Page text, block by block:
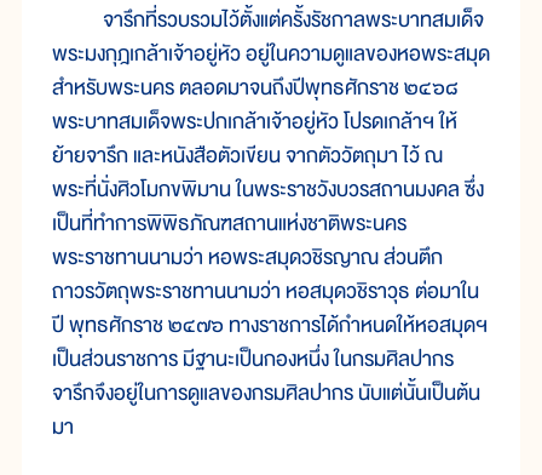
จารึกที่รวบรวมไว้ตั้งแต่ครั้งรัชกาลพระบาทสมเด็จ
พระมงกุฎเกล้าเจ้าอยู่หัว อยู่ในความดูแลของหอพระสมุด
สำหรับพระนคร ตลอดมาจนถึงปีพุทธศักราช ๒๔๖๘
พระบาทสมเด็จพระปกเกล้าเจ้าอยู่หัว โปรดเกล้าฯ ให้
ย้ายจารึก และหนังสือตัวเขียน จากตัววัตถุมา ไว้ ณ
พระที่นั่งศิวโมกขพิมาน ในพระราชวังบวรสถานมงคล ซึ่ง
เป็นที่ทำการพิพิธภัณฑสถานแห่งชาติพระนคร
พระราชทานนามว่า หอพระสมุดวชิรญาณ ส่วนตึก
ถาวรวัตถุพระราชทานนามว่า หอสมุดวชิราวุธ ต่อมาใน
ปี พุทธศักราช ๒๔๗๖ ทางราชการได้กำหนดให้หอสมุดฯ
เป็นส่วนราชการ มีฐานะเป็นกองหนึ่ง ในกรมศิลปากร
จารึกจึงอยู่ในการดูแลของกรมศิลปากร นับแต่นั้นเป็นต้น
มา